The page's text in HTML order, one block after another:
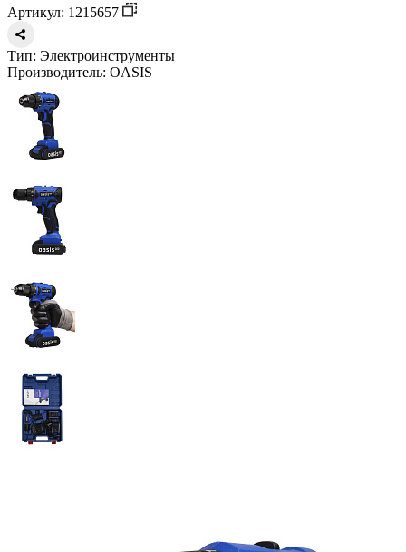
Артикул: 1215657
Тип: Электроинструменты
Производитель: OASIS